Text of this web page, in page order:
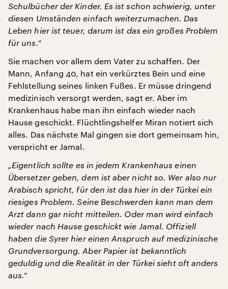
Schulbücher der Kinder. Es ist schon schwierig, unter
diesen Umständen einfach weiterzumachen. Das
Leben hier ist teuer, darum ist das ein großes Problem
für uns.“
Sie machen vor allem dem Vater zu schaffen. Der
Mann, Anfang 40, hat ein verkürztes Bein und eine
Fehlstellung seines linken Fußes. Er müsse dringend
medizinisch versorgt werden, sagt er. Aber im
Krankenhaus habe man ihn einfach wieder nach
Hause geschickt. Flüchtlingshelfer Miran notiert sich
alles. Das nächste Mal gingen sie dort gemeinsam hin,
verspricht er Jamal.
„Eigentlich sollte es in jedem Krankenhaus einen
Übersetzer geben, dem ist aber nicht so. Wer also nur
Arabisch spricht, für den ist das hier in der Türkei ein
riesiges Problem. Seine Beschwerden kann man dem
Arzt dann gar nicht mitteilen. Oder man wird einfach
wieder nach Hause geschickt wie Jamal. Offiziell
haben die Syrer hier einen Anspruch auf medizinische
Grundversorgung. Aber Papier ist bekanntlich
geduldig und die Realität in der Türkei sieht oft anders
aus.“